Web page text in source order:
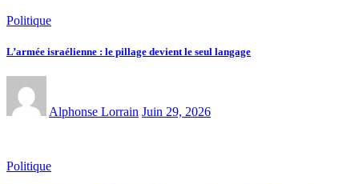
Politique
L’armée israélienne : le pillage devient le seul langage
Alphonse Lorrain Juin 29, 2026
Politique